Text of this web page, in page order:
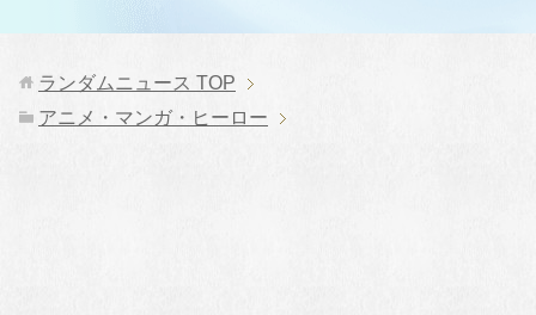
ランダムニュース TOP
アニメ・マンガ・ヒーロー